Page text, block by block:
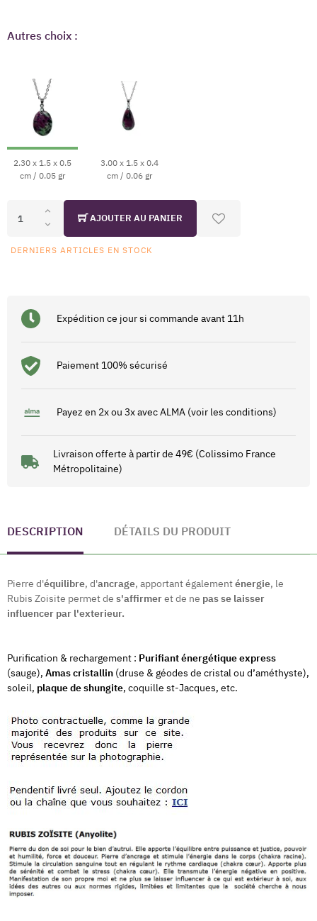
Autres choix :
2.30 x 1.5 x 0.5
cm / 0.05 gr
3.00 x 1.5 x 0.4
cm / 0.06 gr
AJOUTER AU PANIER
DERNIERS ARTICLES EN STOCK
Expédition ce jour si commande avant 11h
Paiement 100% sécurisé
Payez en 2x ou 3x avec ALMA (voir les conditions)
Livraison offerte à partir de 49€ (Colissimo France
Métropolitaine)
DESCRIPTION DÉTAILS DU PRODUIT
Pierre d'équilibre, d'ancrage, apportant égalementénergie, le
Rubis Zoisite permet de s'affirmeret de ne pas se laisser
influencer par l'exterieur.
Purification & rechargement : Purifiant énergétique express
(sauge), Amas cristallin (druse & géodes de cristal ou d’améthyste),
soleil, plaque de shungite, coquille st-Jacques, etc.